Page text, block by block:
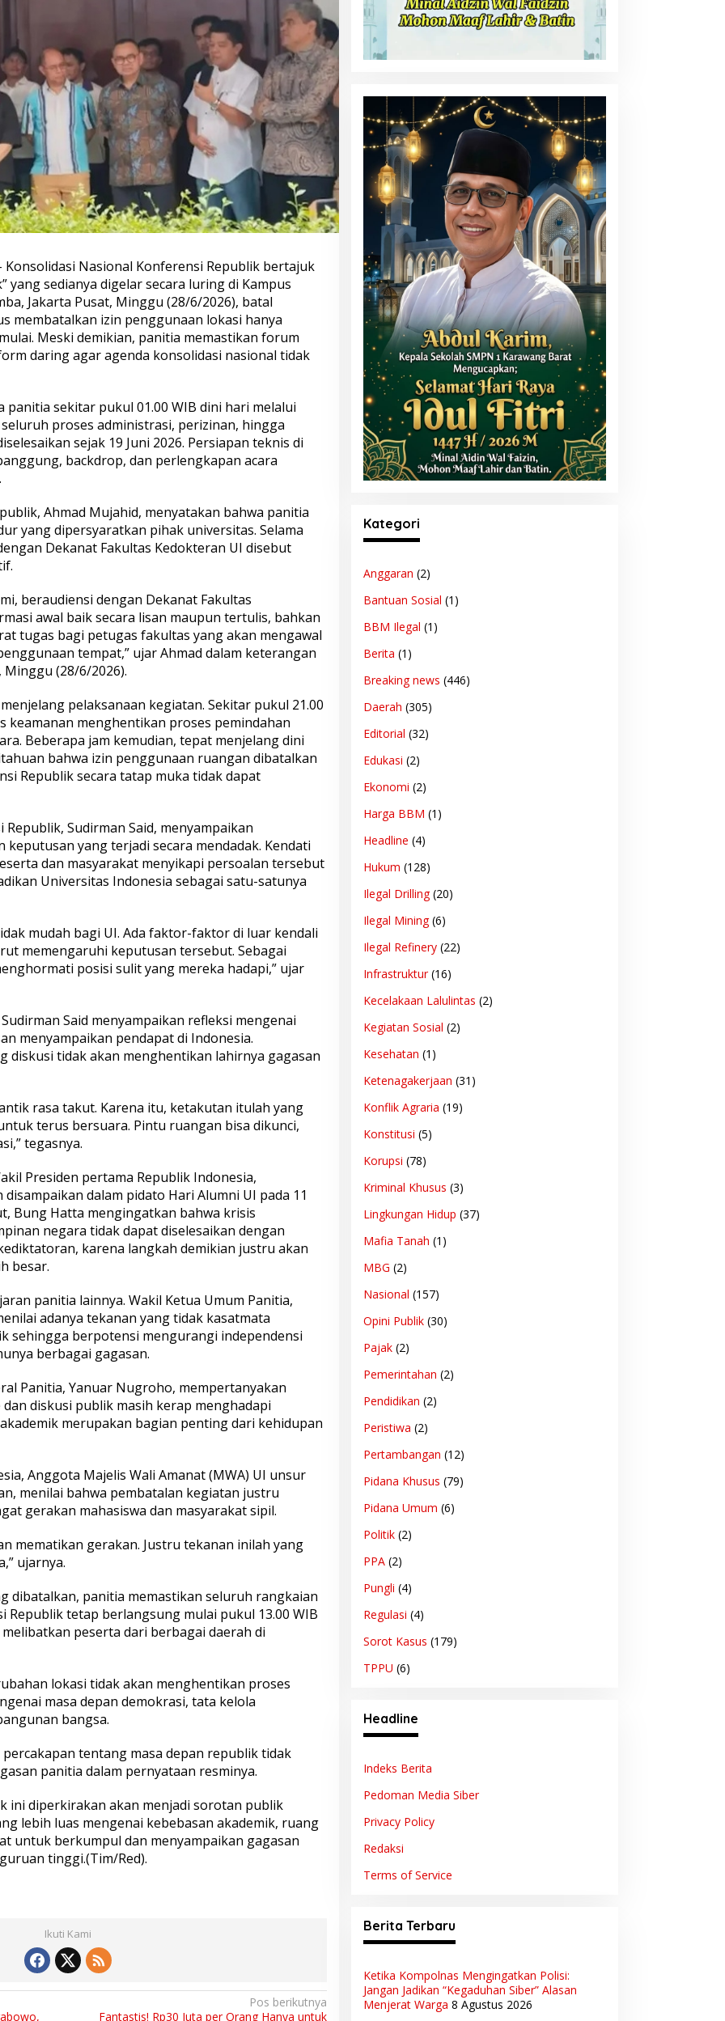
Konsolidasi Nasional Konferensi Republik bertajuk
yang sedianya digelar secara luring di Kampus
Jakarta Pusat, Minggu (28/6/2026), batal
membatalkan izin penggunaan lokasi hanya
Meski demikian, panitia memastikan forum
daring agar agenda konsolidasi nasional tidak
sekitar pukul 01.00 WIB dini hari melalui
proses administrasi, perizinan, hingga
sejak 19 Juni 2026. Persiapan teknis di
backdrop, dan perlengkapan acara
Ahmad Mujahid, menyatakan bahwa panitia
yang dipersyaratkan pihak universitas. Selama
Dekanat Fakultas Kedokteran UI disebut
beraudiensi dengan Dekanat Fakultas
awal baik secara lisan maupun tertulis, bahkan
tugas bagi petugas fakultas yang akan mengawal
tempat,” ujar Ahmad dalam keterangan
(28/6/2026).
pelaksanaan kegiatan. Sekitar pukul 21.00
keamanan menghentikan proses pemindahan
Beberapa jam kemudian, tepat menjelang dini
bahwa izin penggunaan ruangan dibatalkan
Republik secara tatap muka tidak dapat
Sudirman Said, menyampaikan
keputusan yang terjadi secara mendadak. Kendati
dan masyarakat menyikapi persoalan tersebut
Universitas Indonesia sebagai satu-satunya
mudah bagi UI. Ada faktor-faktor di luar kendali
memengaruhi keputusan tersebut. Sebagai
posisi sulit yang mereka hadapi,” ujar
Said menyampaikan refleksi mengenai
menyampaikan pendapat di Indonesia.
diskusi tidak akan menghentikan lahirnya gagasan
rasa takut. Karena itu, ketakutan itulah yang
terus bersuara. Pintu ruangan bisa dikunci,
tegasnya.
Presiden pertama Republik Indonesia,
dalam pidato Hari Alumni UI pada 11
Bung Hatta mengingatkan bahwa krisis
negara tidak dapat diselesaikan dengan
karena langkah demikian justru akan
besar.
panitia lainnya. Wakil Ketua Umum Panitia,
adanya tekanan yang tidak kasatmata
sehingga berpotensi mengurangi independensi
berbagai gagasan.
Panitia, Yanuar Nugroho, mempertanyakan
diskusi publik masih kerap menghadapi
merupakan bagian penting dari kehidupan
Anggota Majelis Wali Amanat (MWA) UI unsur
menilai bahwa pembatalan kegiatan justru
gerakan mahasiswa dan masyarakat sipil.
mematikan gerakan. Justru tekanan inilah yang
ujarnya.
dibatalkan, panitia memastikan seluruh rangkaian
Republik tetap berlangsung mulai pukul 13.00 WIB
peserta dari berbagai daerah di
lokasi tidak akan menghentikan proses
masa depan demokrasi, tata kelola
bangsa.
tentang masa depan republik tidak
panitia dalam pernyataan resminya.
ini diperkirakan akan menjadi sorotan publik
lebih luas mengenai kebebasan akademik, ruang
untuk berkumpul dan menyampaikan gagasan
tinggi.(Tim/Red).
Ikuti Kami
Pos berikutnya
Fantastis! Rp30 Juta per Orang Hanya untuk
Kategori
Anggaran (2)
Bantuan Sosial (1)
BBM Ilegal (1)
Berita (1)
Breaking news (446)
Daerah (305)
Editorial (32)
Edukasi (2)
Ekonomi (2)
Harga BBM (1)
Headline (4)
Hukum (128)
Ilegal Drilling(20)
Ilegal Mining(6)
Ilegal Refinery(22)
Infrastruktur(16)
Kecelakaan Lalulintas (2)
Kegiatan Sosial (2)
Kesehatan (1)
Ketenagakerjaan (31)
Konflik Agraria (19)
Konstitusi (5)
Korupsi (78)
Kriminal Khusus (3)
Lingkungan Hidup (37)
Mafia Tanah (1)
MBG (2)
Nasional (157)
Opini Publik(30)
Pajak(2)
Pemerintahan (2)
Pendidikan (2)
Peristiwa (2)
Pertambangan (12)
Pidana Khusus (79)
Pidana Umum (6)
Politik(2)
PPA(2)
Pungli (4)
Regulasi (4)
Sorot Kasus (179)
TPPU (6)
Headline
Indeks Berita
Pedoman Media Siber
Privacy Policy
Redaksi
Terms of Service
Berita Terbaru
Ketika Kompolnas Mengingatkan Polisi:
Jangan Jadikan “Kegaduhan Siber” Alasan
Menjerat Warga 8 Agustus 2026